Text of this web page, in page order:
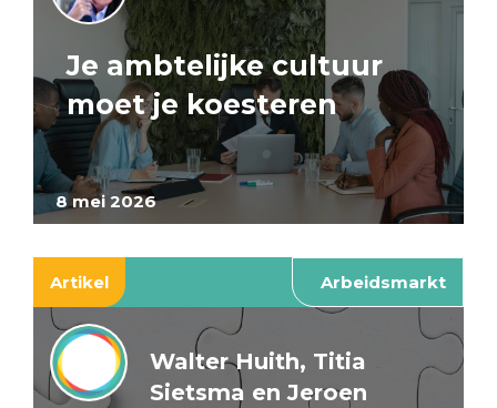
8 mei 2026
Je ambtelijke cultuur
moet je koesteren
Artikel Arbeidsmarkt
Walter Huith, Titia
Sietsma en Jeroen